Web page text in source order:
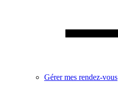
Gérer mes rendez-vous